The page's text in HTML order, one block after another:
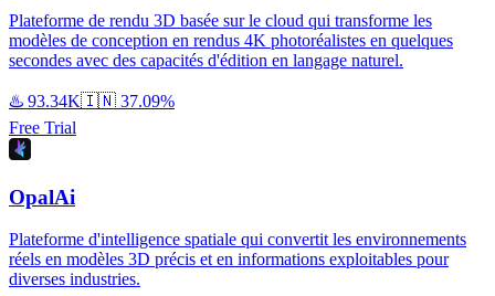
Plateforme de rendu 3D basée sur le cloud qui transforme les
modèles de conception en rendus 4K photoréalistes en quelques
secondes avec des capacités d'édition en langage naturel.
♨️ 93.34K🇮🇳 37.09%
Free Trial
OpalAi
Plateforme d'intelligence spatiale qui convertit les environnements
réels en modèles 3D précis et en informations exploitables pour
diverses industries.